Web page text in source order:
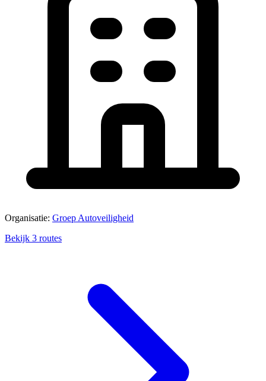
Organisatie: Groep Autoveiligheid
Bekijk 3 routes